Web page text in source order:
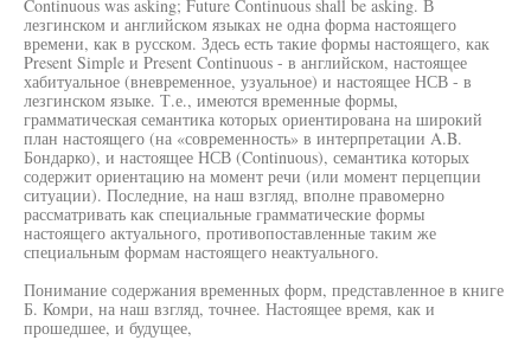
Continuous was asking; Future Continuous shall be asking. В
лезгинском и английском языках не одна форма настоящего
времени, как в русском. Здесь есть такие формы настоящего, как
Present Simple и Present Continuous - в английском, настоящее
хабитуальное (вневременное, узуальное) и настоящее НСВ - в
лезгинском языке. Т.е., имеются временные формы,
грамматическая семантика которых ориентирована на широкий
план настоящего (на «современность» в интерпретации A.B.
Бондарко), и настоящее НСВ (Continuous), семантика которых
содержит ориентацию на момент речи (или момент перцепции
ситуации). Последние, на наш взгляд, вполне правомерно
рассматривать как специальные грамматические формы
настоящего актуального, противопоставленные таким же
специальным формам настоящего неактуального.
Понимание содержания временных форм, представленное в книге
Б. Комри, на наш взгляд, точнее. Настоящее время, как и
прошедшее, и будущее,